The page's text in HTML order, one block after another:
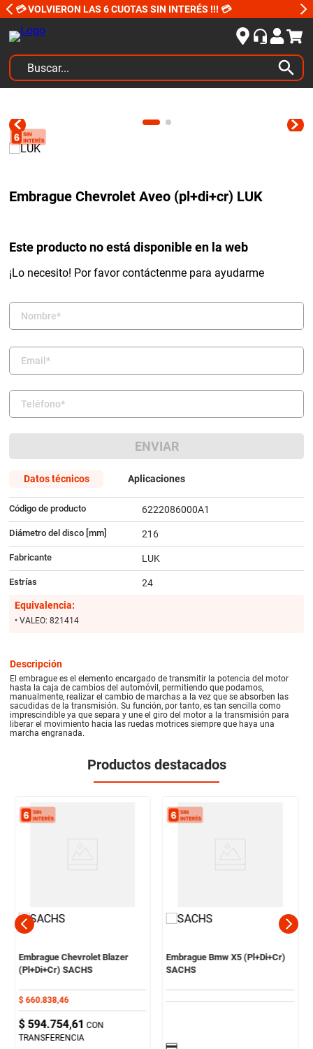
💳 VOLVIERON LAS 6 CUOTAS SIN INTERÉS !!! 💳
Buscar...
Embrague Chevrolet Aveo (pl+di+cr) LUK
Este producto no está disponible en la web
¡Lo necesito! Por favor contáctenme para ayudarme
ENVIAR
Datos técnicos Aplicaciones
Código de producto 6222086000A1
Diámetro del disco [mm] 216
Fabricante LUK
Estrías
24
Equivalencia:
• VALEO: 821414
Descripción
El embrague es el elemento encargado de transmitir la potencia del motor
hasta la caja de cambios del automóvil, permitiendo que podamos,
manualmente, realizar el cambio de marchas a la vez que se absorben las
sacudidas de la transmisión. Su función, por tanto, es tan sencilla como
imprescindible ya que separa y une el giro del motor a la transmisión para
liberar el movimiento hacia las ruedas motrices siempre que haya una
marcha engranada.
Productos destacados
Embrague Chevrolet Blazer
(Pl+Di+Cr) SACHS
$ 660.838,46
$ 594.754,61 CON
TRANSFERENCIA
Embrague Bmw X5 (Pl+Di+Cr)
SACHS
1.
2.
amortiguadores
4.
honda civic
6.
renault
7.
bmw
amortiguador